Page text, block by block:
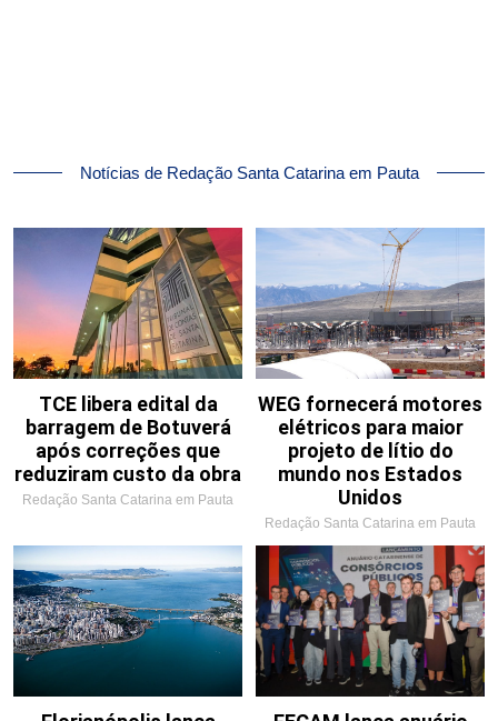
Notícias de Redação Santa Catarina em Pauta
TCE libera edital da
barragem de Botuverá
após correções que
reduziram custo da obra
Redação Santa Catarina em Pauta
WEG fornecerá motores
elétricos para maior
projeto de lítio do
mundo nos Estados
Unidos
Redação Santa Catarina em Pauta